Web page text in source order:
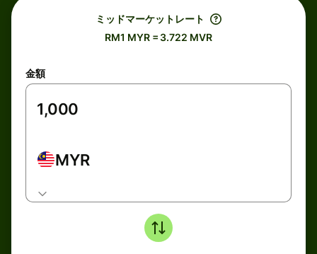
ミッドマーケットレート
RM1 MYR = 3.722 MVR
金額
MYR